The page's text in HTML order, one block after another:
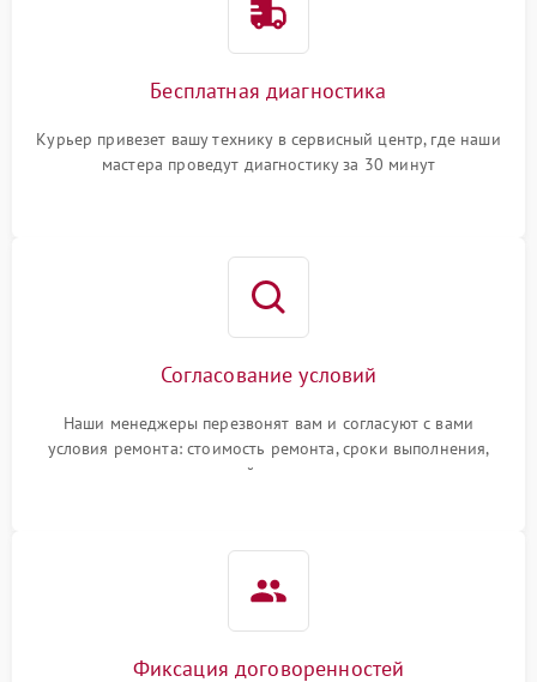
Бесплатная диагностика
Курьер привезет вашу технику в сервисный центр, где наши
мастера проведут диагностику за 30 минут
Согласование условий
Наши менеджеры перезвонят вам и согласуют с вами
условия ремонта: стоимость ремонта, сроки выполнения,
гарантийные условия
Фиксация договоренностей